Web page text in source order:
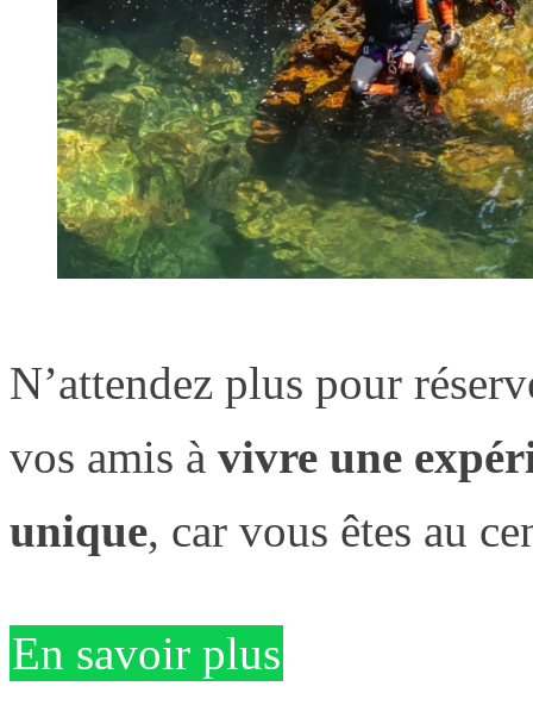
N’attendez plus pour
vos amis à vivre une
unique, car vous êtes au
En savoir plus